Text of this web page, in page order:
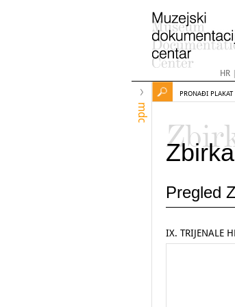
HR|
mdc
PRONAĐI PLAKAT
Pregled
IX. TRIJENALE